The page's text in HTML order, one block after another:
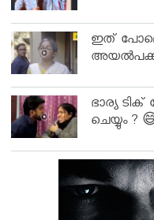
ഇത്
ഭാര്യ
ചെയ്യും ?